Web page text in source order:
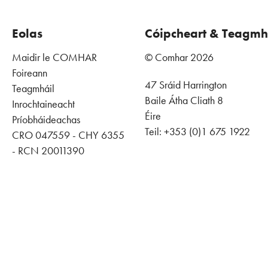
Eolas
Maidir le COMHAR
Foireann
Teagmháil
Inrochtaineacht
Príobháideachas
CRO 047559 - CHY 6355
- RCN 20011390
Cóipcheart &
© Comhar 2026
47 Sráid Harrington
Baile Átha Cliath 8
Éire
Teil: +353 (0)1 675 1922